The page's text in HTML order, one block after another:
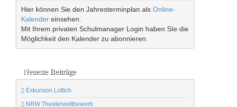
Hier können Sie den Jahresterminplan als Online-
Kalender einsehen.
Mit Ihrem privaten Schulmanager Login haben SIe die
Möglichkeit den Kalender zu abonnieren.
Neueste Beiträge
Exkursion Lüttich
NRW Theaterwettbewerb